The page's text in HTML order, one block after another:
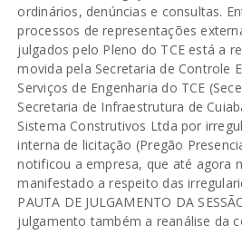
ordinários, denúncias e consultas.
processos de representações
julgados pelo Pleno do TCE está a
movida pela Secretaria de Controle
Serviços de Engenharia do TCE
Secretaria de Infraestrutura de
Sistema Construtivos Ltda por
interna de licitação (Pregão
notificou a empresa, que até agora
manifestado a respeito das
PAUTA DE JULGAMENTO DA
julgamento também a reanálise da